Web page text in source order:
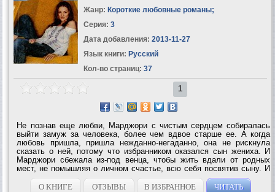
Жанр: Короткие любовные романы;
Серия: 3
Дата добавления: 2013-11-27
Язык книги: Русский
Кол-во страниц: 37
1
Не познав еще любви, Марджори с чистым сердцем собиралась
выйти замуж за человека, более чем вдвое старше ее. А когда
любовь пришла, пришла нежданно-негаданно, она не рискнула
сказать о ней, потому что избранником оказался сын жениха. И
Марджори сбежала из-под венца, чтобы жить вдали от родных
мест, не помышляя о личном счастье, всю себя посвятив сыну. И
так продолжалось долгих одиннадцать...
О КНИГЕ
ОТЗЫВЫ В ИЗБРАННОЕ ЧИТАТЬ